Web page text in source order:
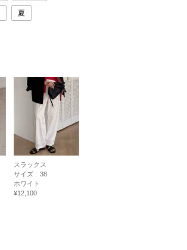
夏
スラックス
サイズ : 38
ホワイト
¥12,100